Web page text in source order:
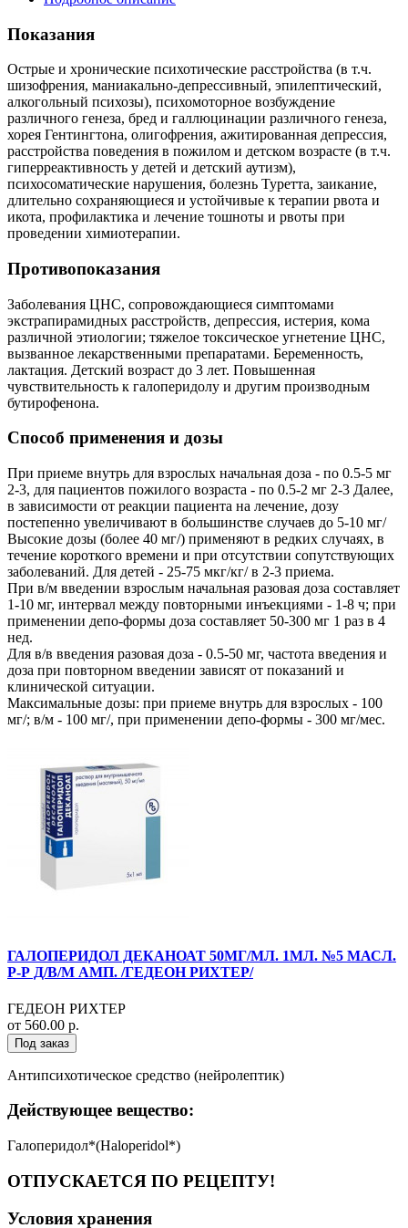
Показания
Острые и хронические психотические расстройства (в т.ч.
шизофрения, маниакально-депрессивный, эпилептический,
алкогольный психозы), психомоторное возбуждение
различного генеза, бред и галлюцинации различного генеза,
хорея Гентингтона, олигофрения, ажитированная депрессия,
расстройства поведения в пожилом и детском возрасте (в т.ч.
гиперреактивность у детей и детский аутизм),
психосоматические нарушения, болезнь Туретта, заикание,
длительно сохраняющиеся и устойчивые к терапии рвота и
икота, профилактика и лечение тошноты и рвоты при
проведении химиотерапии.
Противопоказания
Заболевания ЦНС, сопровождающиеся симптомами
экстрапирамидных расстройств, депрессия, истерия, кома
различной этиологии; тяжелое токсическое угнетение ЦНС,
вызванное лекарственными препаратами. Беременность,
лактация. Детский возраст до 3 лет. Повышенная
чувствительность к галоперидолу и другим производным
бутирофенона.
Способ применения и дозы
При приеме внутрь для взрослых начальная доза - по 0.5-5 мг
2-3, для пациентов пожилого возраста - по 0.5-2 мг 2-3 Далее,
в зависимости от реакции пациента на лечение, дозу
постепенно увеличивают в большинстве случаев до 5-10 мг/
Высокие дозы (более 40 мг/) применяют в редких случаях, в
течение короткого времени и при отсутствии сопутствующих
заболеваний. Для детей - 25-75 мкг/кг/ в 2-3 приема.
При в/м введении взрослым начальная разовая доза составляет
1-10 мг, интервал между повторными инъекциями - 1-8 ч; при
применении депо-формы доза составляет 50-300 мг 1 раз в 4
нед.
Для в/в введения разовая доза - 0.5-50 мг, частота введения и
доза при повторном введении зависят от показаний и
клинической ситуации.
Максимальные дозы: при приеме внутрь для взрослых - 100
мг/; в/м - 100 мг/, при применении депо-формы - 300 мг/мес.
ГАЛОПЕРИДОЛ ДЕКАНОАТ 50МГ/МЛ. 1МЛ. №5 МАСЛ.
Р-Р Д/В/М АМП. /ГЕДЕОН РИХТЕР/
ГЕДЕОН РИХТЕР
от 560.00 р.
Под заказ
Антипсихотическое средство (нейролептик)
Действующее вещество:
Галоперидол*(Haloperidol*)
ОТПУСКАЕТСЯ ПО РЕЦЕПТУ!
Условия хранения